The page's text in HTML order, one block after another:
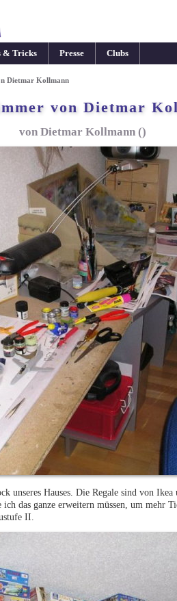
& Tricks Presse Clubs
Dietmar Kollmann
von Dietmar
von Dietmar Kollmann ()
unseres Hauses. Die Regale sind von
das ganze erweitern müssen, um mehr
II.